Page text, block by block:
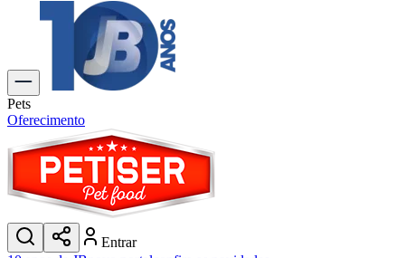
Explore Tudo
Últimas Notícias
Previsão do Tempo
Trânsito e Rotas
Dia a Dia & Lazer
Transportes
Gastronomia
Cinema & Shows
JogosNovo
Para Sua Empresa
Anuncie no Portal
Cadastrar Empresa
Pets
Oferecimento
Entrar